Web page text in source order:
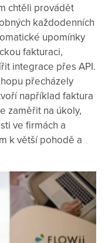
chtěli provádět
každodenních
upomínky
fakturaci,
integrace přes API.
přecházely
například faktura
zaměřit na úkoly,
ve firmách a
k větší pohodě a